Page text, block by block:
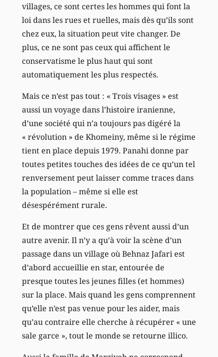
villages, ce sont certes les hommes qui font la
loi dans les rues et ruelles, mais dès qu’ils sont
chez eux, la situation peut vite changer. De
plus, ce ne sont pas ceux qui affichent le
conservatisme le plus haut qui sont
automatiquement les plus respectés.
Mais ce n’est pas tout : « Trois visages » est
aussi un voyage dans l’histoire iranienne,
d’une société qui n’a toujours pas digéré la
« révolution » de Khomeiny, même si le régime
tient en place depuis 1979. Panahi donne par
toutes petites touches des idées de ce qu’un tel
renversement peut laisser comme traces dans
la population – même si elle est
désespérément rurale.
Et de montrer que ces gens rêvent aussi d’un
autre avenir. Il n’y a qu’à voir la scène d’un
passage dans un village où Behnaz Jafari est
d’abord accueillie en star, entourée de
presque toutes les jeunes filles (et hommes)
sur la place. Mais quand les gens comprennent
qu’elle n’est pas venue pour les aider, mais
qu’au contraire elle cherche à récupérer « une
sale garce », tout le monde se retourne illico.